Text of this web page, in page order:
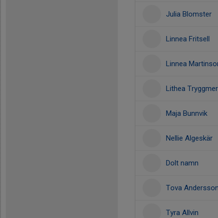
Julia Blomster
Linnea Fritsell
Linnea
Lithea Tryggmer
Maja Bunnvik
Nellie Algeskär
Dolt namn
Tova
Tyra Allvin